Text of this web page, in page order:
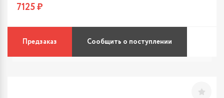
7125 ₽
Предзаказ Сообщить о поступлении